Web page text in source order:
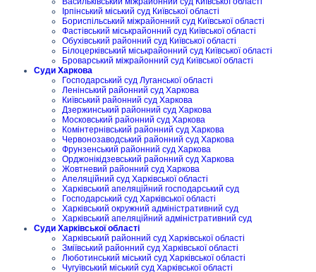
Ірпінський міський суд Київської області
Бориспільський міжрайонний суд Київської області
Фастівський міськрайонний суд Київської області
Обухівський районний суд Київської області
Білоцерківський міськрайонний суд Київської області
Броварський міжрайонний суд Київської області
Суди Харкова
Господарський суд Луганської області
Ленінський районний суд Харкова
Київський районний суд Харкова
Дзержинський районний суд Харкова
Московський районний суд Харкова
Комінтернівський районний суд Харкова
Червонозаводський районний суд Харкова
Фрунзенський районний суд Харкова
Орджонікідзевський районний суд Харкова
Жовтневий районний суд Харкова
Апеляційний суд Харківської області
Харківський апеляційний господарський суд
Господарський суд Харківської області
Харківський окружний адміністративний суд
Харківський апеляційний адміністративний суд
Суди Харківської області
Харківський районний суд Харківської області
Зміївський районний суд Харківської області
Люботинський міський суд Харківської області
Чугуївський міський суд Харківської області